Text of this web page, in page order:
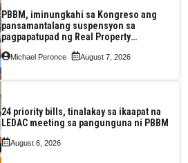
PBBM, iminungkahi sa Kongreso ang
pansamantalang suspensyon sa
pagpapatupad ng Real Property
Valuation and Assessment Reform Act
Michael Peronce August 7, 2026
24 priority bills, tinalakay sa ikaapat na
LEDAC meeting sa pangunguna ni PBBM
August 6, 2026